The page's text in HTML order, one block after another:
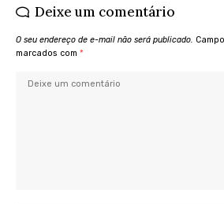
Deixe um comentário
O seu endereço de e-mail não será publicado.
marcados com *